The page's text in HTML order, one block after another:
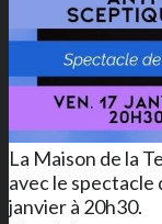
La Maison de la
avec le
janvier à 20h30.